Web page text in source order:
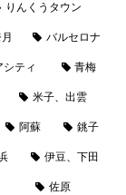
りんくうタウン
バルセロナ
シティ 青梅
米子、出雲
阿蘇 銚子
伊豆、下田
佐原